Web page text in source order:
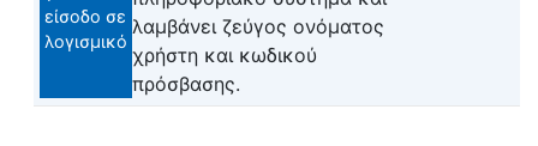
είσοδο σε
λογισμικό
λαμβάνει ζεύγος ονόματος
χρήστη και κωδικού
πρόσβασης.